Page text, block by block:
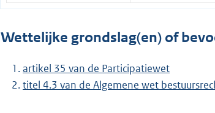
Wettelijke grondslag(en) of
artikel 35 van de Participatiewet
titel 4.3 van de Algemene wet